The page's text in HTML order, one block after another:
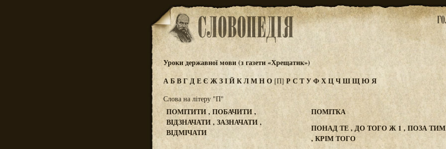
Уроки державної мови (з газети «Хрещатик»)
АБВГДЕЄЖЗІЙКЛМНО [П] РСТУФХЦЧШЩЮЯ
Слова на літеру "П"
ПОМІТИТИ , ПОБАЧИТИ ,
ВІДЗНАЧАТИ , ЗАЗНАЧАТИ ,
ВІДМІЧАТИ
ПОМІТКА
ПОНАД ТЕ , ДО ТОГО Ж 1 , ПОЗА ТИМ
, КРІМ ТОГО